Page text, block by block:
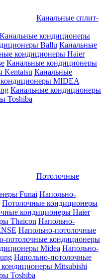
Канальные сплит-
Канальные кондиционеры
Ballu Канальные
кондиционеры Haier
Канальные кондиционеры
Kentatsu Канальные
MIDEA
Канальные кондиционеры
Toshiba
Потолочные
Funai Напольно-
Потолочные кондиционеры
кондиционеры Haier
Thaicon Напольно-
Напольно-потолочные
потолочные кондиционеры
Midea Напольно-
Напольно-потолочные
Mitsubishi
Toshiba